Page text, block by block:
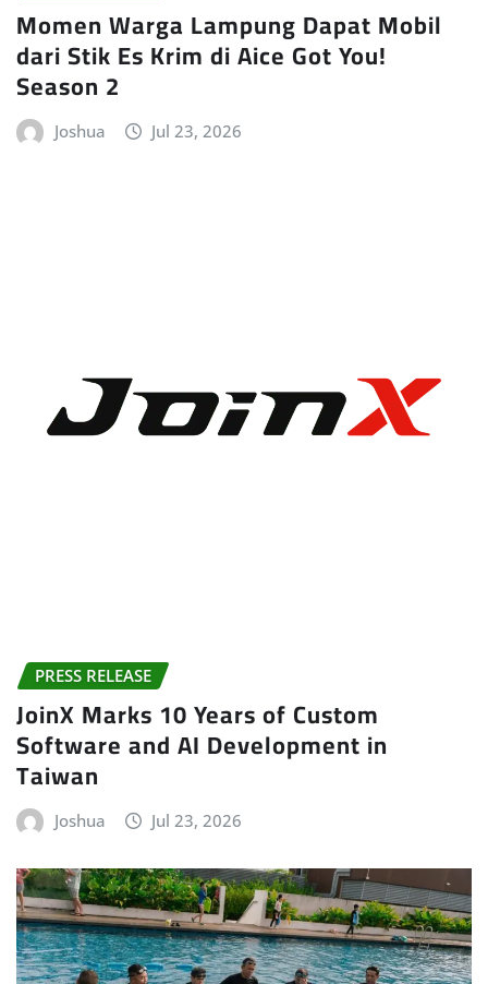
Momen Warga Lampung Dapat Mobil
dari Stik Es Krim di Aice Got You!
Season 2
Joshua Jul 23, 2026
PRESS RELEASE
JoinX Marks 10 Years of Custom
Software and AI Development in
Taiwan
Joshua Jul 23, 2026